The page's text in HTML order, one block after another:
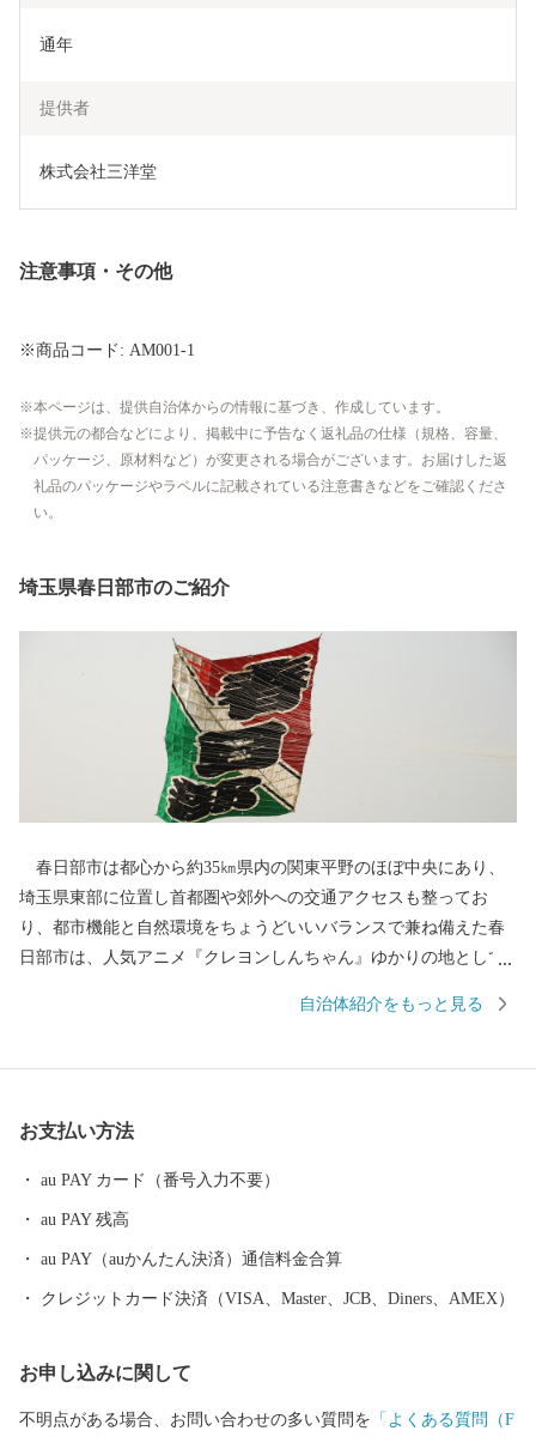
通年
提供者
株式会社三洋堂
注意事項・その他
※商品コード: AM001-1
本ページは、提供自治体からの情報に基づき、作成しています。
提供元の都合などにより、掲載中に予告なく返礼品の仕様（規格、容量、
パッケージ、原材料など）が変更される場合がございます。お届けした返
礼品のパッケージやラベルに記載されている注意書きなどをご確認くださ
い。
埼玉県春日部市のご紹介
春日部市は都心から約35㎞県内の関東平野のほぼ中央にあり、
埼玉県東部に位置し首都圏や郊外への交通アクセスも整ってお
り、都市機能と自然環境をちょうどいいバランスで兼ね備えた春
日部市は、人気アニメ『クレヨンしんちゃん』ゆかりの地として
を持ち、江戸の伝統を受け継ぐ桐たんすや桐箱、江戸情緒豊かな
外郭放水路、総延長約１㎞の藤棚に彩られたふじ通りで行われる
な観光資源を有し、四季を通じてまちに賑わいと活気を呼び込ん
でいます。 魅力いっぱいの春日部市へ、ぜひ一度お越しくださ
自治体紹介をもっと見る
お支払い方法
au PAY カード（番号入力不要）
au PAY 残高
au PAY（auかんたん決済）通信料金合算
クレジットカード決済（VISA、Master、JCB、Diners、AMEX）
お申し込みに関して
不明点がある場合、お問い合わせの多い質問を 「よくある質問（F